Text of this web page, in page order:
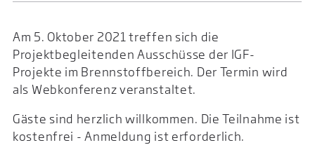
Am 5. Oktober 2021 treffen sich die
Projektbegleitenden Ausschüsse der IGF-
Projekte im Brennstoffbereich. Der Termin wird
als Webkonferenz veranstaltet.
Gäste sind herzlich willkommen. Die Teilnahme ist
kostenfrei - Anmeldung ist erforderlich.